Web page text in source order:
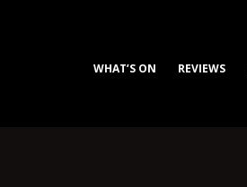
REVIEWS
WHAT’S ON